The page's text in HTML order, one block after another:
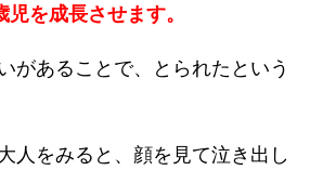
を成長させます。
があることで、とられたという
人をみると、顔を見て泣き出し